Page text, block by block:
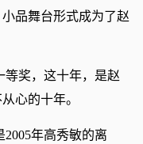
品舞台形式成为了赵
等奖，这十年，是赵
心的十年。
2005年高秀敏的离